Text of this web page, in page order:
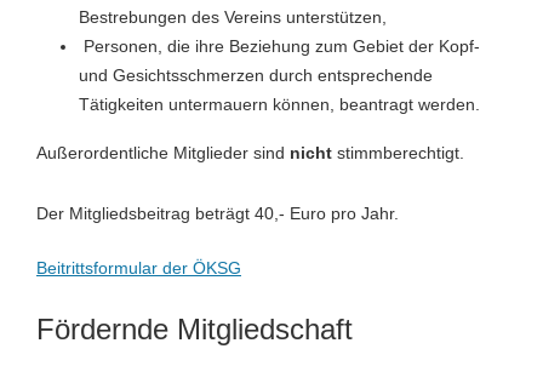
Bestrebungen des Vereins unterstützen,
Personen, die ihre Beziehung zum Gebiet der Kopf-
und Gesichtsschmerzen durch entsprechende
Tätigkeiten untermauern können, beantragt werden.
Außerordentliche Mitglieder sind nicht stimmberechtigt.
Der Mitgliedsbeitrag beträgt 40,- Euro pro Jahr.
Beitrittsformular der ÖKSG
Fördernde Mitgliedschaft